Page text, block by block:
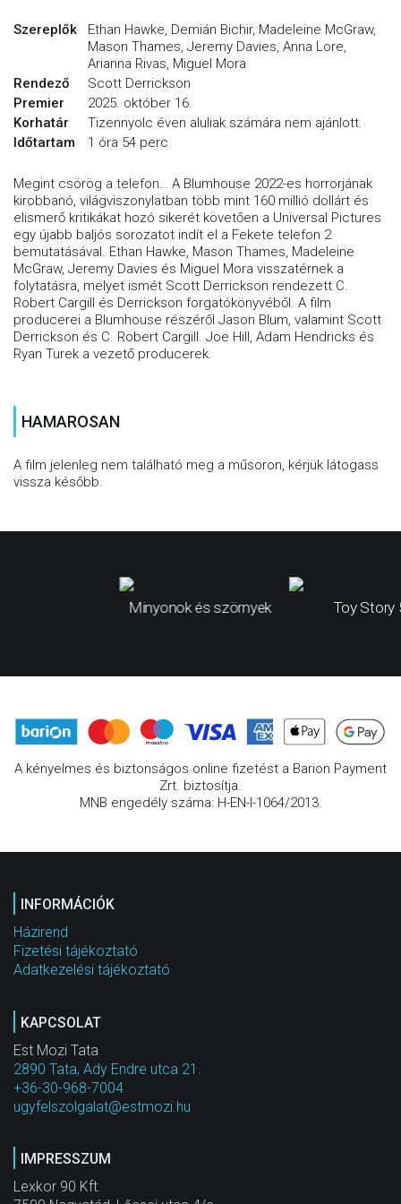
Szereplők
Ethan Hawke, Demián Bichir, Madeleine McGraw,
Mason Thames, Jeremy Davies, Anna Lore,
Arianna Rivas, Miguel Mora
Rendező
Scott Derrickson
Premier
2025. október 16.
Korhatár
Tizennyolc éven aluliak számára nem ajánlott.
Időtartam
1 óra 54 perc
Megint csörög a telefon… A Blumhouse 2022-es horrorjának
kirobbanó, világviszonylatban több mint 160 millió dollárt és
elismerő kritikákat hozó sikerét követően a Universal Pictures
egy újabb baljós sorozatot indít el a Fekete telefon 2
bemutatásával. Ethan Hawke, Mason Thames, Madeleine
McGraw, Jeremy Davies és Miguel Mora visszatérnek a
folytatásra, melyet ismét Scott Derrickson rendezett C.
Robert Cargill és Derrickson forgatókönyvéből. A film
producerei a Blumhouse részéről Jason Blum, valamint Scott
Derrickson és C. Robert Cargill. Joe Hill, Adam Hendricks és
Ryan Turek a vezető producerek.
HAMAROSAN
A film jelenleg nem található meg a műsoron, kérjük látogass
vissza később.
Minyonok és szörnyek Toy Story
A kényelmes és biztonságos online fizetést a Barion Payment
Zrt. biztosítja.
MNB engedély száma: H-EN-I-1064/2013.
INFORMÁCIÓK
Házirend
Fizetési tájékoztató
Adatkezelési tájékoztató
KAPCSOLAT
Est Mozi Tata
2890 Tata, Ady Endre utca 21.
+36-30-968-7004
ugyfelszolgalat@estmozi.hu
IMPRESSZUM
Lexkor 90 Kft.